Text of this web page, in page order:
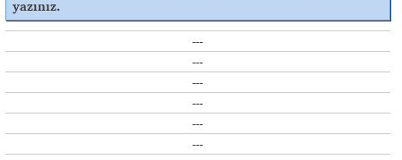
yazınız.
---
---
---
---
---
---